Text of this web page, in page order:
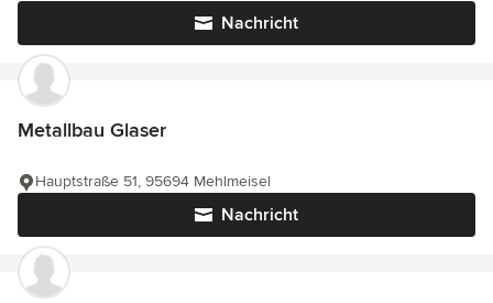
Nachricht
Metallbau Glaser
Nachricht
Hauptstraße 51, 95694 Mehlmeisel